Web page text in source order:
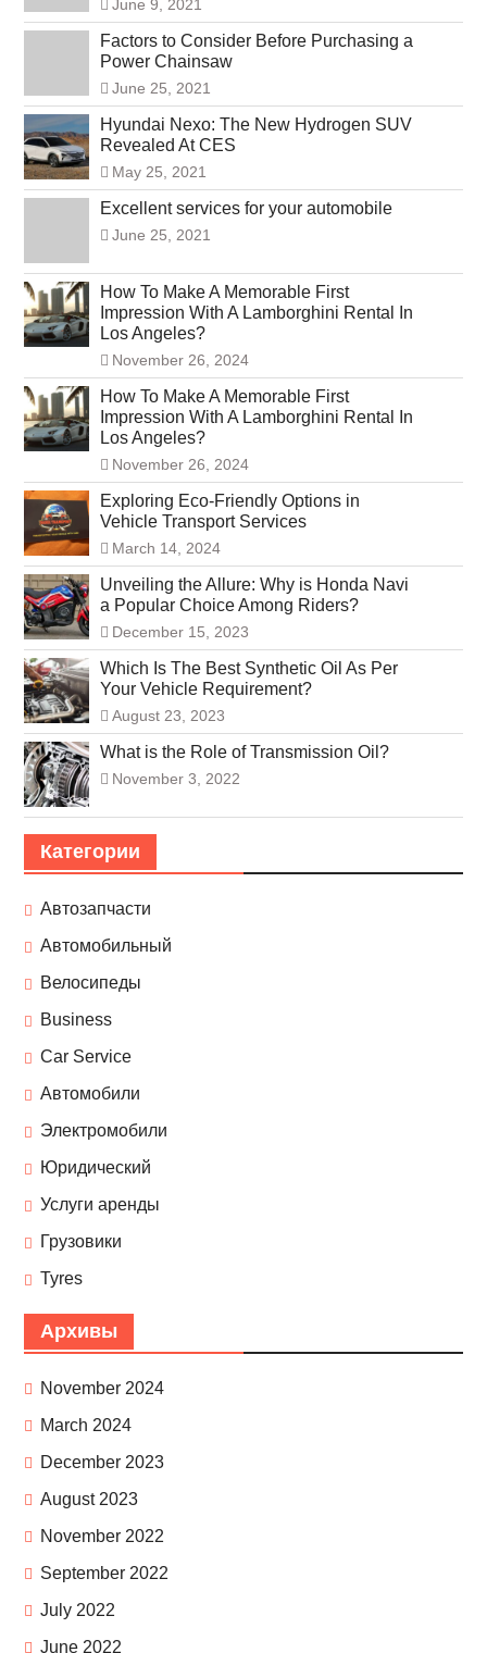
June 9, 2021
Factors to Consider Before Purchasing a
Power Chainsaw
June 25, 2021
Hyundai Nexo: The New Hydrogen SUV
Revealed At CES
May 25, 2021
Excellent services for your automobile
June 25, 2021
How To Make A Memorable First
Impression With A Lamborghini Rental In
Los Angeles?
November 26, 2024
How To Make A Memorable First
Impression With A Lamborghini Rental In
Los Angeles?
November 26, 2024
Exploring Eco-Friendly Options in
Vehicle Transport Services
March 14, 2024
Unveiling the Allure: Why is Honda Navi
a Popular Choice Among Riders?
December 15, 2023
Which Is The Best Synthetic Oil As Per
Your Vehicle Requirement?
August 23, 2023
What is the Role of Transmission Oil?
November 3, 2022
Категории
Автозапчасти
Автомобильный
Велосипеды
Business
Car Service
Автомобили
Электромобили
Юридический
Услуги аренды
Грузовики
Tyres
Архивы
November 2024
March 2024
December 2023
August 2023
November 2022
September 2022
July 2022
June 2022